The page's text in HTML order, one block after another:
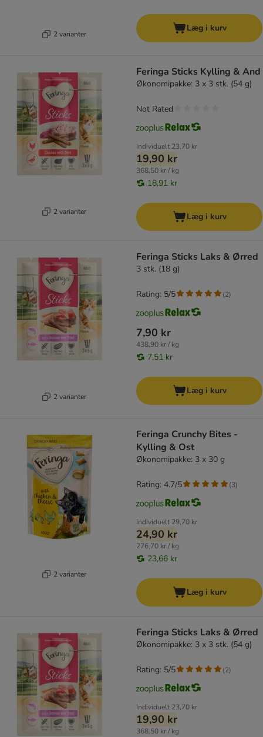
2 varianter
Læg i kurv
2 varianter
Feringa Sticks Kylling & And
Økonomipakke: 3 x 3 stk. (54 g)
Individuelt 23,70 kr
19,90 kr
368,50 kr / kg
18,91 kr
Not Rated
Læg i kurv
2 varianter
Feringa Sticks Laks & Ørred
3 stk. (18 g)
7,90 kr
438,90 kr / kg
7,51 kr
Rating: 5/5 (2)
Læg i kurv
2 varianter
Feringa Crunchy Bites -
Kylling & Ost
Økonomipakke: 3 x 30 g
Individuelt 29,70 kr
24,90 kr
276,70 kr / kg
23,66 kr
Rating: 4.7/5 (3)
Læg i kurv
Feringa Sticks Laks & Ørred
Økonomipakke: 3 x 3 stk. (54 g)
Individuelt 23,70 kr
19,90 kr
368,50 kr / kg
Rating: 5/5 (2)